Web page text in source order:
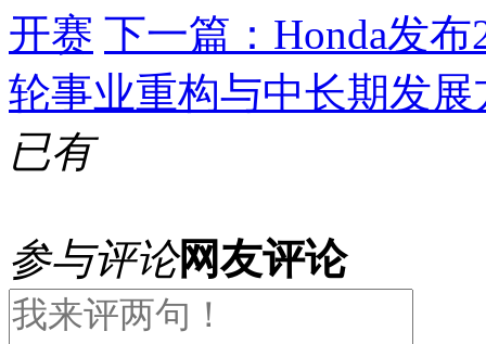
开赛 下一篇： Honda发
轮事业重构与中长期发展
已有
参与评论网友评论